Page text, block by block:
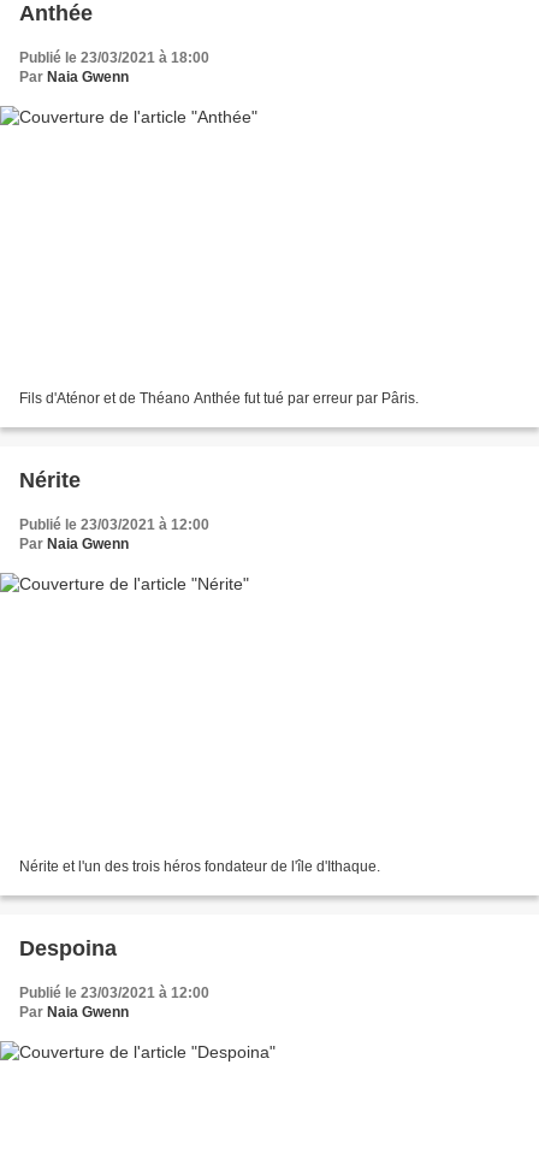
Anthée
Publié le 23/03/2021 à 18:00
Par Naia Gwenn
Fils d'Aténor et de Théano Anthée fut tué par erreur par Pâris.
Nérite
Publié le 23/03/2021 à 12:00
Par Naia Gwenn
Nérite et l'un des trois héros fondateur de l'île d'Ithaque.
Despoina
Publié le 23/03/2021 à 12:00
Par Naia Gwenn